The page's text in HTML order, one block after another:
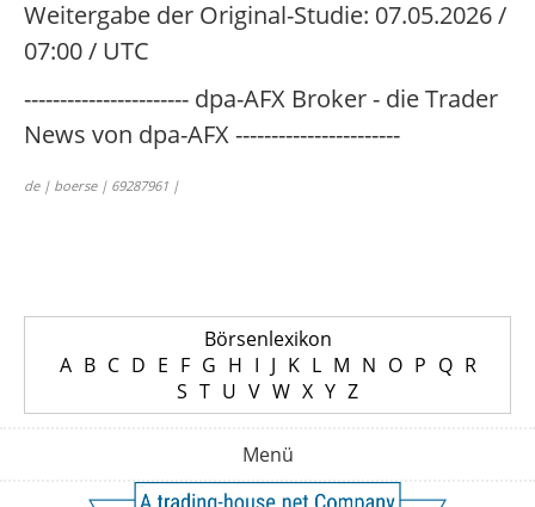
Weitergabe der Original-Studie: 07.05.2026 /
07:00 / UTC
----------------------- dpa-AFX Broker - die Trader
News von dpa-AFX -----------------------
de | boerse | 69287961 |
Börsenlexikon
A B C D E F G H I J K L M N O P Q R
S T U V W X Y Z
Menü